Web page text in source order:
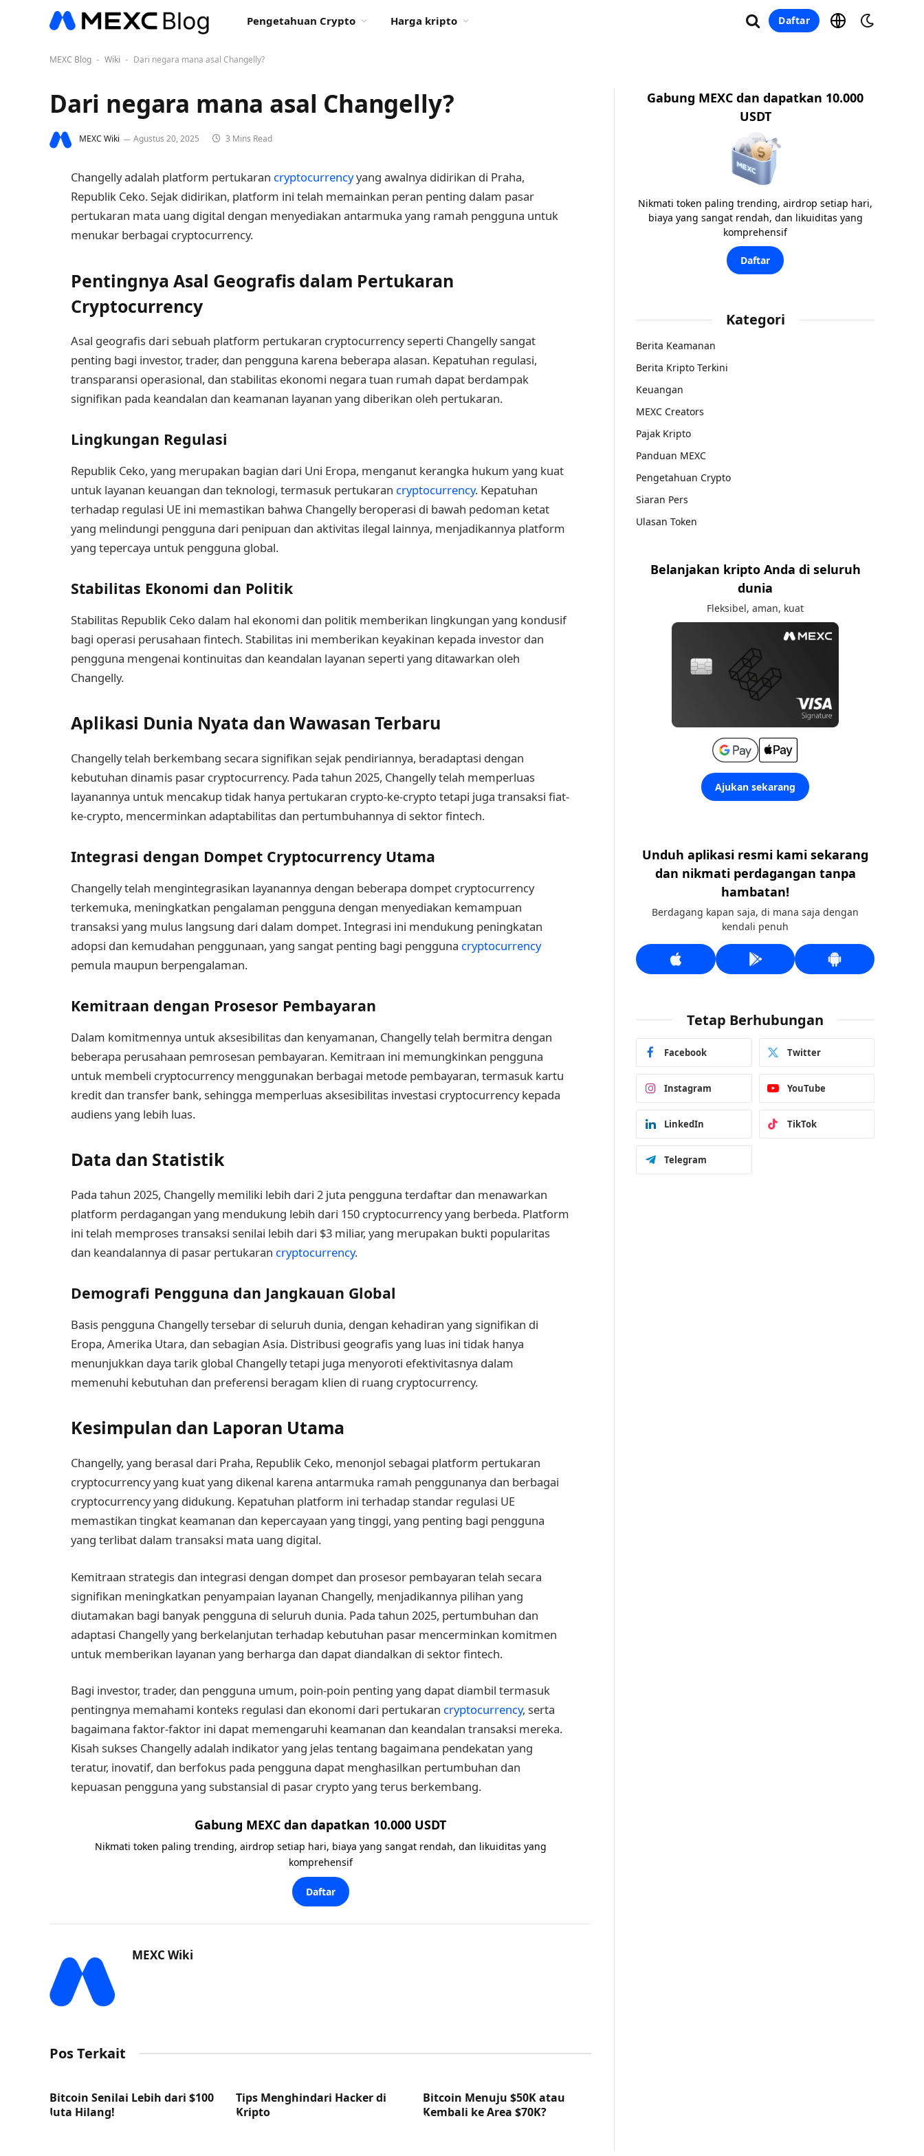
Pengetahuan Crypto Harga kripto Daftar
MEXC Blog - Wiki - Dari negara mana asal Changelly?
Dari negara mana asal Changelly?
MEXC Wiki Agustus 20, 2025 3 Mins Read
Changelly adalah platform pertukaran cryptocurrencyyang awalnya didirikan di Praha,
Republik Ceko. Sejak didirikan, platform ini telah memainkan peran penting dalam pasar
pertukaran mata uang digital dengan menyediakan antarmuka yang ramah pengguna untuk
menukar berbagai cryptocurrency.
Pentingnya Asal Geografis dalam Pertukaran
Cryptocurrency
Asal geografis dari sebuah platform pertukaran cryptocurrency seperti Changelly sangat
penting bagi investor, trader, dan pengguna karena beberapa alasan. Kepatuhan regulasi,
transparansi operasional, dan stabilitas ekonomi negara tuan rumah dapat berdampak
signifikan pada keandalan dan keamanan layanan yang diberikan oleh pertukaran.
Lingkungan Regulasi
Republik Ceko, yang merupakan bagian dari Uni Eropa, menganut kerangka hukum yang kuat
untuk layanan keuangan dan teknologi, termasuk pertukaran cryptocurrency. Kepatuhan
terhadap regulasi UE ini memastikan bahwa Changelly beroperasi di bawah pedoman ketat
yang melindungi pengguna dari penipuan dan aktivitas ilegal lainnya, menjadikannya platform
yang tepercaya untuk pengguna global.
Stabilitas Ekonomi dan Politik
Stabilitas Republik Ceko dalam hal ekonomi dan politik memberikan lingkungan yang kondusif
bagi operasi perusahaan fintech. Stabilitas ini memberikan keyakinan kepada investor dan
pengguna mengenai kontinuitas dan keandalan layanan seperti yang ditawarkan oleh
Changelly.
Aplikasi Dunia Nyata dan Wawasan Terbaru
Changelly telah berkembang secara signifikan sejak pendiriannya, beradaptasi dengan
kebutuhan dinamis pasar cryptocurrency. Pada tahun 2025, Changelly telah memperluas
layanannya untuk mencakup tidak hanya pertukaran crypto-ke-crypto tetapi juga transaksi fiat-
ke-crypto, mencerminkan adaptabilitas dan pertumbuhannya di sektor fintech.
Integrasi dengan Dompet Cryptocurrency Utama
Changelly telah mengintegrasikan layanannya dengan beberapa dompet cryptocurrency
terkemuka, meningkatkan pengalaman pengguna dengan menyediakan kemampuan
transaksi yang mulus langsung dari dalam dompet. Integrasi ini mendukung peningkatan
adopsi dan kemudahan penggunaan, yang sangat penting bagi pengguna cryptocurrency
pemula maupun berpengalaman.
Kemitraan dengan Prosesor Pembayaran
Dalam komitmennya untuk aksesibilitas dan kenyamanan, Changelly telah bermitra dengan
beberapa perusahaan pemrosesan pembayaran. Kemitraan ini memungkinkan pengguna
untuk membeli cryptocurrency menggunakan berbagai metode pembayaran, termasuk kartu
kredit dan transfer bank, sehingga memperluas aksesibilitas investasi cryptocurrency kepada
audiens yang lebih luas.
Data dan Statistik
Pada tahun 2025, Changelly memiliki lebih dari 2 juta pengguna terdaftar dan menawarkan
platform perdagangan yang mendukung lebih dari 150 cryptocurrency yang berbeda. Platform
ini telah memproses transaksi senilai lebih dari $3 miliar, yang merupakan bukti popularitas
dan keandalannya di pasar pertukaran cryptocurrency.
Demografi Pengguna dan Jangkauan Global
Basis pengguna Changelly tersebar di seluruh dunia, dengan kehadiran yang signifikan di
Eropa, Amerika Utara, dan sebagian Asia. Distribusi geografis yang luas ini tidak hanya
menunjukkan daya tarik global Changelly tetapi juga menyoroti efektivitasnya dalam
memenuhi kebutuhan dan preferensi beragam klien di ruang cryptocurrency.
Kesimpulan dan Laporan Utama
Changelly, yang berasal dari Praha, Republik Ceko, menonjol sebagai platform pertukaran
cryptocurrency yang kuat yang dikenal karena antarmuka ramah penggunanya dan berbagai
cryptocurrency yang didukung. Kepatuhan platform ini terhadap standar regulasi UE
memastikan tingkat keamanan dan kepercayaan yang tinggi, yang penting bagi pengguna
yang terlibat dalam transaksi mata uang digital.
Kemitraan strategis dan integrasi dengan dompet dan prosesor pembayaran telah secara
signifikan meningkatkan penyampaian layanan Changelly, menjadikannya pilihan yang
diutamakan bagi banyak pengguna di seluruh dunia. Pada tahun 2025, pertumbuhan dan
adaptasi Changelly yang berkelanjutan terhadap kebutuhan pasar mencerminkan komitmen
untuk memberikan layanan yang berharga dan dapat diandalkan di sektor fintech.
Bagi investor, trader, dan pengguna umum, poin-poin penting yang dapat diambil termasuk
pentingnya memahami konteks regulasi dan ekonomi dari pertukaran cryptocurrency, serta
bagaimana faktor-faktor ini dapat memengaruhi keamanan dan keandalan transaksi mereka.
Kisah sukses Changelly adalah indikator yang jelas tentang bagaimana pendekatan yang
teratur, inovatif, dan berfokus pada pengguna dapat menghasilkan pertumbuhan dan
kepuasan pengguna yang substansial di pasar crypto yang terus berkembang.
Gabung MEXC dan dapatkan 10.000 USDT
Nikmati token paling trending, airdrop setiap hari, biaya yang sangat rendah, dan likuiditas yang
komprehensif
Daftar
MEXC Wiki
Pos Terkait
Bitcoin Senilai Lebih dari $100
Juta Hilang!
Tips Menghindari Hacker di
Kripto
Bitcoin Menuju $50K atau
Kembali ke Area $70K?
Gabung MEXC dan dapatkan 10.000
USDT
Nikmati token paling trending, airdrop setiap hari,
biaya yang sangat rendah, dan likuiditas yang
komprehensif
Daftar
Kategori
Berita Keamanan
Berita Kripto Terkini
Keuangan
MEXC Creators
Pajak Kripto
Panduan MEXC
Pengetahuan Crypto
Siaran Pers
Ulasan Token
Belanjakan kripto Anda di seluruh
dunia
Fleksibel, aman, kuat
Ajukan sekarang
Unduh aplikasi resmi kami sekarang
dan nikmati perdagangan tanpa
hambatan!
Berdagang kapan saja, di mana saja dengan
kendali penuh
Tetap Berhubungan
Facebook Twitter
Instagram YouTube
LinkedIn TikTok
Telegram